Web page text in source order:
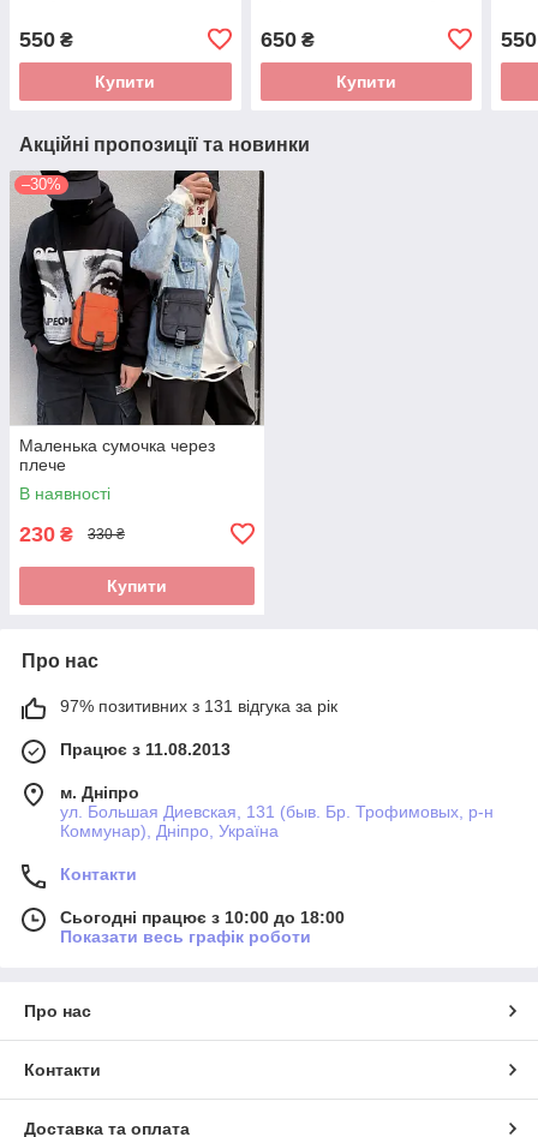
550 ₴
Купити
650₴
Купити
550
Акційні пропозиції та новинки
–30%
Маленька сумочка через
плече
В наявності
230 ₴ 330 ₴
Купити
Про нас
97% позитивних з 131 відгука за рік
Працює з 11.08.2013
м. Дніпро
ул. Большая Диевская, 131 (быв. Бр. Трофимовых, р-н
Коммунар), Дніпро, Україна
Контакти
Сьогодні працює з 10:00 до 18:00
Показати весь графік роботи
Про нас
Контакти
Доставка та оплата